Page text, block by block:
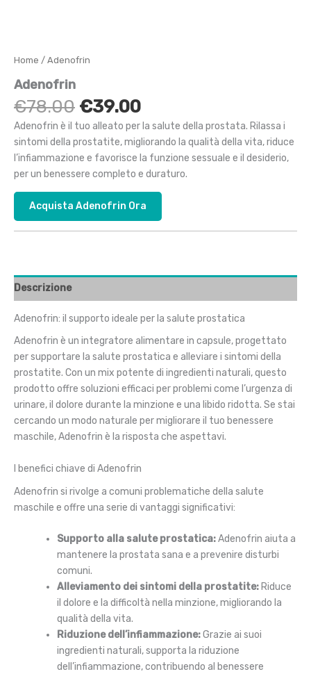
Home / Adenofrin
Adenofrin
€78.00 Il
prezzo
originale
era:
€78.00.
€39.00Il
prezzo
attuale
è:
€39.00.
Adenofrin è il tuo alleato per la salute della prostata. Rilassa i
sintomi della prostatite, migliorando la qualità della vita, riduce
l’infiammazione e favorisce la funzione sessuale e il desiderio,
per un benessere completo e duraturo.
Acquista Adenofrin Ora
Descrizione
Adenofrin: il supporto ideale per la salute prostatica
Adenofrin è un integratore alimentare in capsule, progettato
per supportare la salute prostatica e alleviare i sintomi della
prostatite. Con un mix potente di ingredienti naturali, questo
prodotto offre soluzioni efficaci per problemi come l’urgenza di
urinare, il dolore durante la minzione e una libido ridotta. Se stai
cercando un modo naturale per migliorare il tuo benessere
maschile, Adenofrin è la risposta che aspettavi.
I benefici chiave di Adenofrin
Adenofrin si rivolge a comuni problematiche della salute
maschile e offre una serie di vantaggi significativi:
Supporto alla salute prostatica:Adenofrin aiuta a
mantenere la prostata sana e a prevenire disturbi
comuni.
Alleviamento dei sintomi della prostatite: Riduce
il dolore e la difficoltà nella minzione, migliorando la
qualità della vita.
Riduzione dell’infiammazione:Grazie ai suoi
ingredienti naturali, supporta la riduzione
dell’infiammazione, contribuendo al benessere